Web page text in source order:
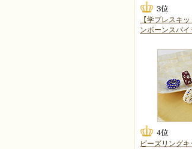
【学ブレスキ
ンボーンスパ
ビーズリング